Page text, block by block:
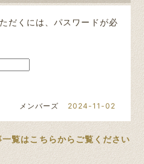
だくには、パスワードが必
メンバーズ 2024-11-02
一覧はこちらからご覧ください